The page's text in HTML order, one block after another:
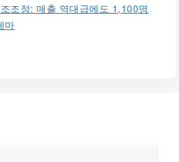
조정: 매출 역대급에도 1,100명
마